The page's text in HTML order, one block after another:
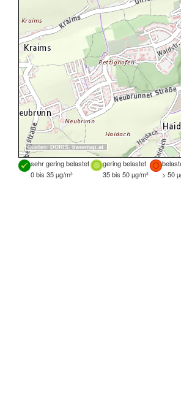
Quellen: DORIS, basemap.at
sehr gering belastet gering belastet
0 bis 35 µg/m³
35 bis 50 µg/m³ > 50